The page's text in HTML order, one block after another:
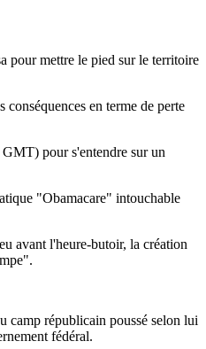
pour mettre le pied sur le territoire
en terme de perte
pour s'entendre sur un
"Obamacare" intouchable
avant l'heure-butoir, la création
camp républicain poussé selon lui
fédéral.